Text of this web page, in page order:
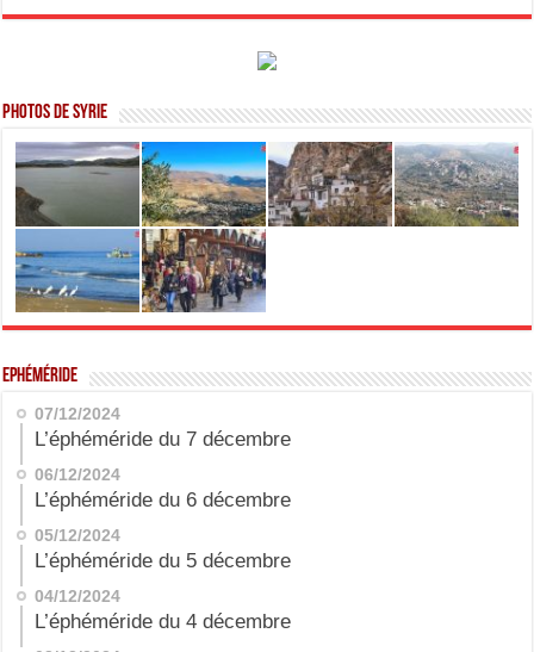
Photos de Syrie
Ephéméride
07/12/2024
L’éphéméride du 7 décembre
06/12/2024
L’éphéméride du 6 décembre
05/12/2024
L’éphéméride du 5 décembre
04/12/2024
L’éphéméride du 4 décembre